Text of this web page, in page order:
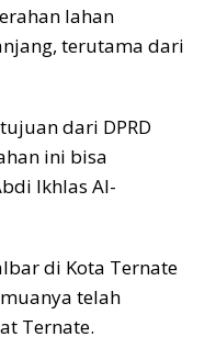
lahan
terutama dari
dari DPRD
ini bisa
Ikhlas Al-
di Kota Ternate
telah
Ternate.